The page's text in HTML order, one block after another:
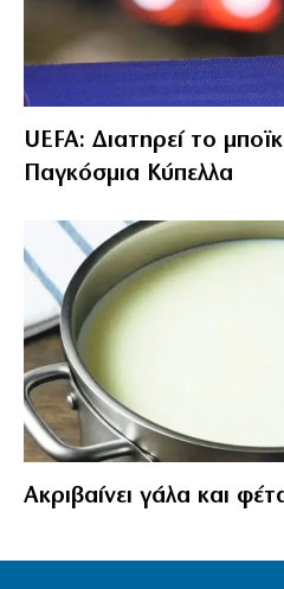
UEFA: Διατηρεί το
Παγκόσμια Κύπελλα
Aκριβαίνει γάλα και